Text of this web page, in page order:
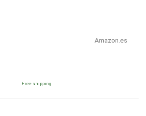
Amazon.es
Free shipping